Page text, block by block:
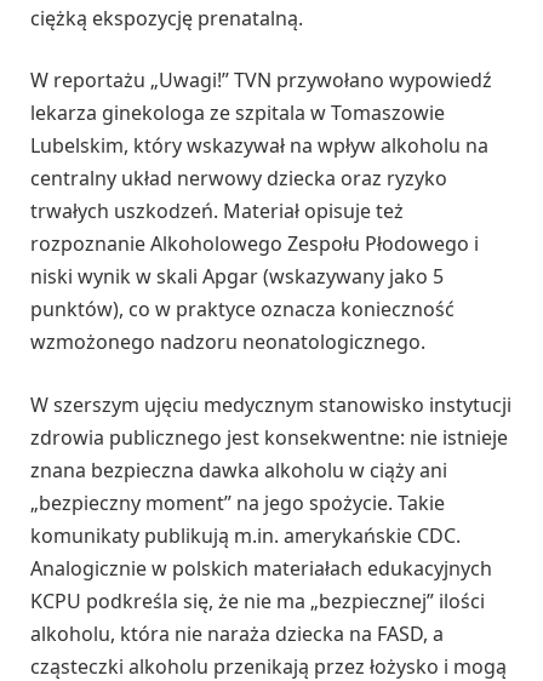
ciężką ekspozycję prenatalną.
W reportażu „Uwagi!” TVN przywołano wypowiedź
lekarza ginekologa ze szpitala w Tomaszowie
Lubelskim, który wskazywał na wpływ alkoholu na
centralny układ nerwowy dziecka oraz ryzyko
trwałych uszkodzeń. Materiał opisuje też
rozpoznanie Alkoholowego Zespołu Płodowego i
niski wynik w skali Apgar (wskazywany jako 5
punktów), co w praktyce oznacza konieczność
wzmożonego nadzoru neonatologicznego.
W szerszym ujęciu medycznym stanowisko instytucji
zdrowia publicznego jest konsekwentne: nie istnieje
znana bezpieczna dawka alkoholu w ciąży ani
„bezpieczny moment” na jego spożycie. Takie
komunikaty publikują m.in. amerykańskie CDC.
Analogicznie w polskich materiałach edukacyjnych
KCPU podkreśla się, że nie ma „bezpiecznej” ilości
alkoholu, która nie naraża dziecka na FASD, a
cząsteczki alkoholu przenikają przez łożysko i mogą